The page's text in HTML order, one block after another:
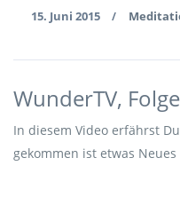
15. Juni 2015 /
WunderTV,
In diesem Video erfährst
gekommen ist etwas